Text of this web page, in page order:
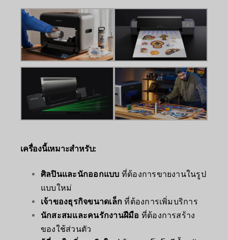
เครื่องนี้เหมาะสำหรับ:
ศิลปินและนักออกแบบ ที่ต้องการขายงานในรูป
แบบใหม่
เจ้าของธุรกิจขนาดเล็ก ที่ต้องการเพิ่มบริการ
นักสะสมและคนรักงานฝีมือ ที่ต้องการสร้าง
ของใช้ส่วนตัว